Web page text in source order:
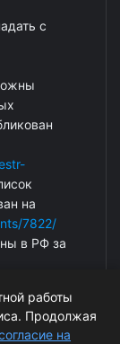
с
на
7822/
в РФ за
работы
Продолжая
на